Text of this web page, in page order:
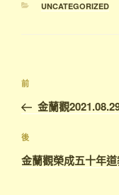
UNCATEGORIZED
前
金蘭觀
後
金蘭觀榮成五十年